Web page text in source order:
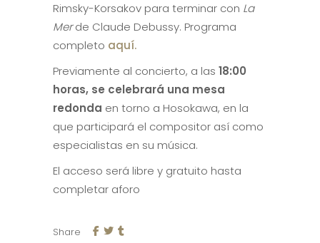
Rimsky-Korsakov para terminar con La
Merde Claude Debussy. Programa
completo aquí.
Previamente al concierto, a las 18:00
horas, se celebrará una mesa
redonda en torno a Hosokawa, en la
que participará el compositor así como
especialistas en su música.
El acceso será libre y gratuito hasta
completar aforo
Share